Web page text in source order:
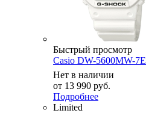
Быстрый просмотр
Casio DW-5600MW-7E
Нет в наличии
от 13 990 руб.
Подробнее
Limited